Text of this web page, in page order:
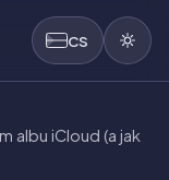
CS
albu iCloud (a jak